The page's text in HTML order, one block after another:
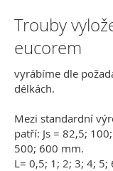
Trouby
eucorem
vyrábíme dle
délkách.
Mezi standardní
patří: Js = 82,5;
500; 600 mm.
L= 0,5; 1; 2; 3; 4; 5;